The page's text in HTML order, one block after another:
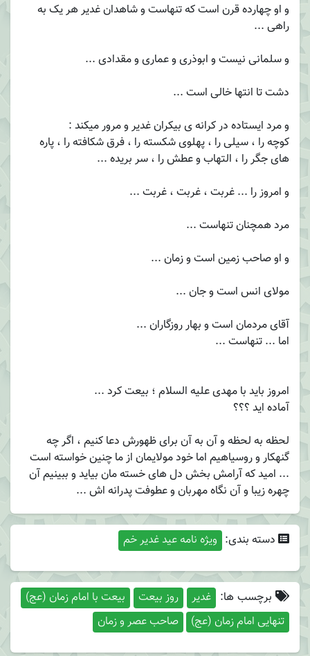
و او چهارده قرن است که تنهاست و شاهدان غدیر هر یک به
راهی ...
و سلمانی نیست و ابوذری و عماری و مقدادی ...
دشت تا انتها خالی است ...
و مرد ایستاده در کرانه ی بیکران غدیر و مرور میکند :
کوچه را ، سیلی را ، پهلوی شکسته را ، فرق شکافته را ، پاره
های جگر را ، التهاب و عطش را ، سر بریده ...
و امروز را ... غربت ، غربت ، غربت ...
مرد همچنان تنهاست ...
و او صاحب زمین است و زمان ...
مولای انس است و جان ...
آقای مردمان است و بهار روزگاران ...
اما ... تنهاست ...
امروز باید با مهدی علیه السلام ؛ بیعت کرد ...
آماده اید ؟؟؟
لحظه به لحظه و آن به آن برای ظهورش دعا کنیم ، اگر چه
گنهکار و روسیاهیم اما خود مولایمان از ما چنین خواسته است
... امید که آرامش بخش دل های خسته مان بیاید و ببینیم آن
چهره زیبا و آن نگاه مهربان و عطوفت پدرانه اش ...
دسته بندی: ویژه نامه عید غدیر خم
برچسب ها: غدیر روز بیعت
بیعت با امام زمان (عج)
تنهایی امام زمان (عج)
صاحب عصر و زمان